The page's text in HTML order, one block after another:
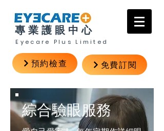
專業護眼中心
Eyecare Plus Limited
預約檢查 免費訂閱
綜合驗眼服務